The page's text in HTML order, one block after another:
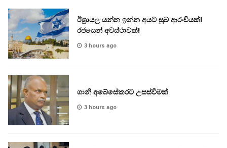
ඊශ්‍රායල යන්න ඉන්න අයට සුබ ආරංචියක්!
‍රජයෙන් අවස්ථාවක්!
3 hours ago
ශානි අබේසේකරට උසස්වීමක්
3 hours ago